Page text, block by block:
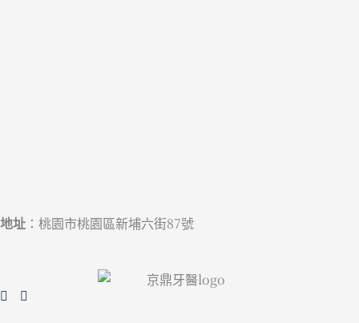
地址 ：桃園市桃園區新埔六街87號